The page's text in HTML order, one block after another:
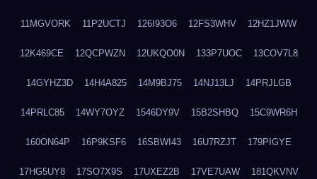
11MGVORK 11P2UCTJ 126I93O6 12FS3WHV 12HZ1JWW
12K469CE 12QCPWZN 12UKQO0N 133P7UOC 13COV7L8
14GYHZ3D 14H4A825 14M9BJ75 14NJ13LJ 14PRJLGB
14PRLC85 14WY7OYZ 1546DY9V 15B2SHBQ 15C9WR6H
160ON64P 16P9KSF6 16SBWI43 16U7RZJT 179PIGYE
17HG5UY8 17SO7X9S 17UXEZ2B 17VE7UAW 181QKVNV